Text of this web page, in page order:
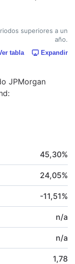
superiores a un
año.
tabla Expandir
JPMorgan
45,30%
24,05%
-11,51%
n/a
n/a
1,78